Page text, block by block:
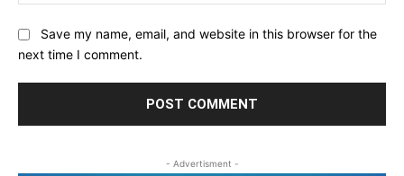
Save my name, email, and website in this browser for the
next time I comment.
- Advertisment -